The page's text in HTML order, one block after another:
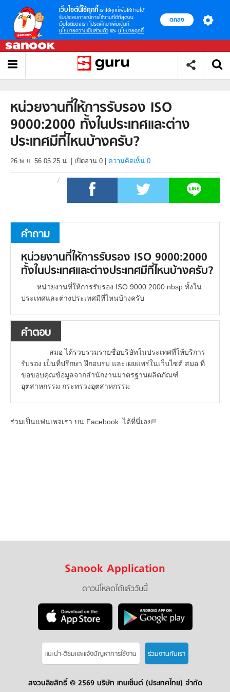
เว็บไซต์นี้ใช้คุกกี้ เราใช้คุกกี้เพื่อให้ท่านได้
รับประสบการณ์การใช้งานที่ดีที่สุดบน
เว็บไซต์ของเรา โปรดศึกษาเพิ่มเติมที่
นโยบายความเป็นส่วนตัว และ นโยบายคุกกี้
ตกลง
หน่วยงานที่ให้การรับรอง ISO
9000:2000 ทั้งในประเทศและต่าง
ประเทศมีที่ไหนบ้างครับ?
26 พ.ย. 56 05.25 น. เปิดอ่าน 0 ความคิดเห็น 0
คำถาม
หน่วยงานที่ให้การรับรอง ISO 9000:2000
ทั้งในประเทศและต่างประเทศมีที่ไหนบ้างครับ?
หน่วยงานที่ให้การรับรอง ISO 9000 2000 nbsp ทั้งใน
ประเทศและต่างประเทศมีที่ไหนบ้างครับ
คำตอบ
สมอ ได้รวบรวมรายชื่อบริษัทในประเทศที่ให้บริการ
รับรอง เป็นที่ปรึกษา ฝึกอบรม และเผยแพร่ในเว็บไซต์ สมอ ที่
ขอขอบคุณข้อมูลจากสำนักงานมาตรฐานผลิตภัณฑ์
อุตสาหกรรม กระทรวงอุตสาหกรรม
ร่วมเป็นแฟนเพจเรา บน Facebook..ได้ที่นี่เลย!!
Sanook Application
ดาวน์โหลดได้แล้ววันนี้
แนะนำ-ติชมเเละแจ้งปัญหาการใช้งาน ร่วมงานกับเรา
สงวนลิขสิทธิ์ © 2569 บริษัท เทนเซ็นต์ (ประเทศไทย) จำกัด